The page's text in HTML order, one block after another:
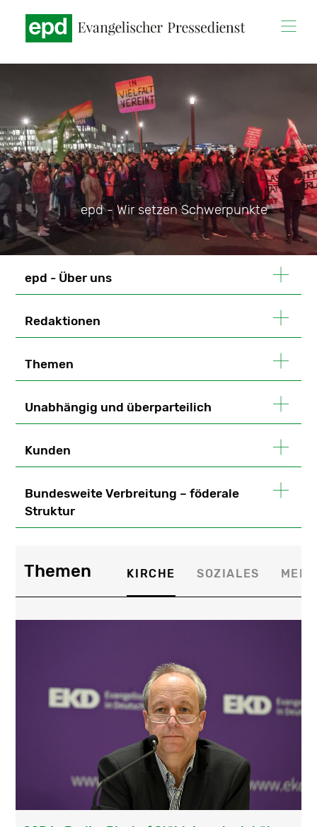
zum
epd - Wir setzen Schwerpunkte
epd - Über uns
Redaktionen
Themen
Unabhängig und überparteilich
Kunden
Bundesweite Verbreitung – föderale
Struktur
Themen KIRCHE SOZIALES